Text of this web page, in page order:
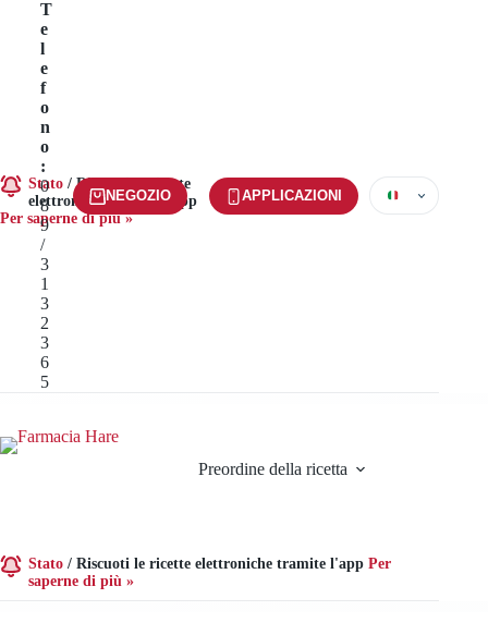
contenuto
Stato /Riscuoti le ricette
elettroniche tramite l'app
Per saperne di più »
T
e
l
e
f
o
n
o
:
0
8
9
/
3
1
3
2
3
6
5
NEGOZIO APPLICAZIONI
Preordine della ricetta
Stato / Riscuoti le ricette elettroniche tramite l'app Per
saperne di più »